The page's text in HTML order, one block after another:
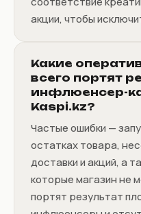
акции, чтобы
Какие
всего портят
инфлюенсер-
Kaspi.kz?
Частые ошибки —
остатках товара,
доставки и акций, а
которые магазин не
портят результат